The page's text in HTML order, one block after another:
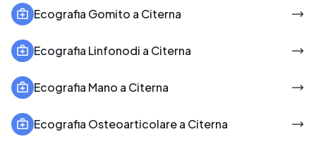
Ecografia Gomito a Citerna
Ecografia Linfonodi a Citerna
Ecografia Mano a Citerna
Ecografia Osteoarticolare a Citerna